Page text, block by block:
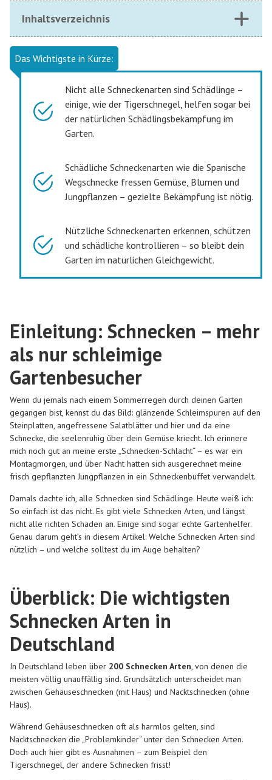
Inhaltsverzeichnis
Das Wichtigste in Kürze:
Nicht alle Schneckenarten sind Schädlinge –
einige, wie der Tigerschnegel, helfen sogar bei
der natürlichen Schädlingsbekämpfung im
Garten.
Schädliche Schneckenarten wie die Spanische
Wegschnecke fressen Gemüse, Blumen und
Jungpflanzen – gezielte Bekämpfung ist nötig.
Nützliche Schneckenarten erkennen, schützen
und schädliche kontrollieren – so bleibt dein
Garten im natürlichen Gleichgewicht.
Einleitung: Schnecken – mehr
als nur schleimige
Gartenbesucher
Wenn du jemals nach einem Sommerregen durch deinen Garten
gegangen bist, kennst du das Bild: glänzende Schleimspuren auf den
Steinplatten, angefressene Salatblätter und hier und da eine
Schnecke, die seelenruhig über dein Gemüse kriecht. Ich erinnere
mich noch gut an meine erste „Schnecken-Schlacht“ – es war ein
Montagmorgen, und über Nacht hatten sich ausgerechnet meine
frisch gepflanzten Jungpflanzen in ein Schneckenbuffet verwandelt.
Damals dachte ich, alle Schnecken sind Schädlinge. Heute weiß ich:
So einfach ist das nicht. Es gibt viele Schnecken Arten , und längst
nicht alle richten Schaden an. Einige sind sogar echte Gartenhelfer.
Genau darum geht’s in diesem Artikel: Welche Schnecken Arten sind
nützlich – und welche solltest du im Auge behalten?
Überblick: Die wichtigsten
Schnecken Arten in
Deutschland
In Deutschland leben über 200 Schnecken Arten, von denen die
meisten völlig unauffällig sind. Grundsätzlich unterscheidet man
zwischen Gehäuseschnecken (mit Haus) und Nacktschnecken (ohne
Haus).
Während Gehäuseschnecken oft als harmlos gelten, sind
Nacktschnecken die „Problemkinder“ unter den Schnecken Arten.
Doch auch hier gibt es Ausnahmen – zum Beispiel den
Tigerschnegel, der andere Schnecken frisst!